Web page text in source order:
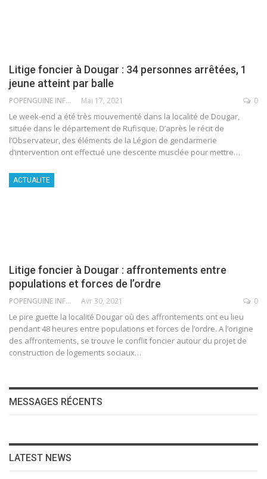
Litige foncier à Dougar : 34 personnes arrêtées, 1
jeune atteint par balle
POPENGUINE INFO Mai 17, 2021 0
Le week-end a été très mouvementé dans la localité de Dougar,
située dans le département de Rufisque. D’après le récit de
l’Observateur, des éléments de la Légion de gendarmerie
d’intervention ont effectué une descente musclée pour mettre…
ACTUALITE
Litige foncier à Dougar : affrontements entre
populations et forces de l’ordre
POPENGUINE INFO Avr 30, 2021 0
Le pire guette la localité Dougar où des affrontements ont eu lieu
pendant 48 heures entre populations et forces de l’ordre. A l’origine
des affrontements, se trouve le conflit foncier autour du projet de
construction de logements sociaux…
MESSAGES RÉCENTS
LATEST NEWS